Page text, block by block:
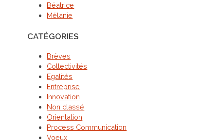
Béatrice
Mélanie
CATÉGORIES
Brèves
Collectivités
Egalités
Entreprise
Innovation
Non classé
Orientation
Process Communication
Voeux